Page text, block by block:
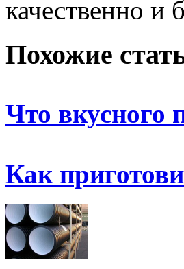
качественно и
Похожие
Что вкусного
Как